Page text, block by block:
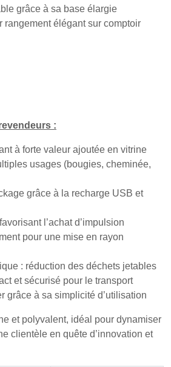
grâce à sa base élargie
rangement élégant sur comptoir
:
à forte valeur ajoutée en vitrine
usages (bougies, cheminée,
grâce à la recharge USB et
l’achat d’impulsion
pour une mise en rayon
: réduction des déchets jetables
et sécurisé pour le transport
grâce à sa simplicité d’utilisation
et polyvalent, idéal pour dynamiser
clientèle en quête d’innovation et